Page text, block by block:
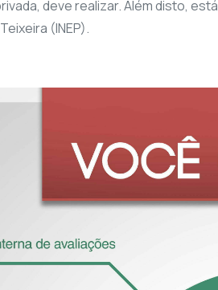
deve realizar. Além disto,
(INEP).